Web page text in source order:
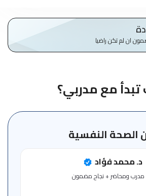
ان لم تكن راضيا
مع مدربي؟
الصحة النفسية
د. محمد فؤاد
مدرب ومحاضر + نجاح مضمون